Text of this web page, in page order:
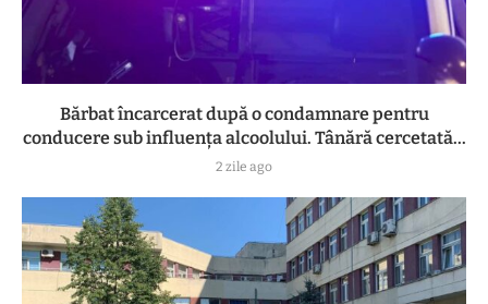
Bărbat încarcerat după o condamnare pentru
conducere sub influența alcoolului. Tânără cercetată...
2 zile ago